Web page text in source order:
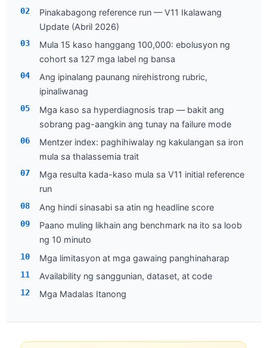
Pinakabagong reference run — V11 Ikalawang
Update (Abril 2026)
Mula 15 kaso hanggang 100,000: ebolusyon ng
cohort sa 127 mga label ng bansa
Ang ipinalang paunang nirehistrong rubric,
ipinaliwanag
Mga kaso sa hyperdiagnosis trap — bakit ang
sobrang pag-aangkin ang tunay na failure mode
Mentzer index: paghihiwalay ng kakulangan sa iron
mula sa thalassemia trait
Mga resulta kada-kaso mula sa V11 initial reference
run
Ang hindi sinasabi sa atin ng headline score
Paano muling likhain ang benchmark na ito sa loob
ng 10 minuto
Mga limitasyon at mga gawaing panghinaharap
Availability ng sanggunian, dataset, at code
Mga Madalas Itanong